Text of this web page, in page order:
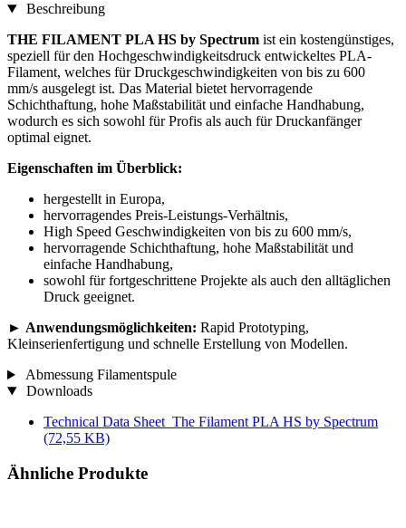
Beschreibung
THE FILAMENT PLA HS by Spectrum ist ein kostengünstiges,
speziell für den Hochgeschwindigkeitsdruck entwickeltes PLA-
Filament, welches für Druckgeschwindigkeiten von bis zu 600
mm/s ausgelegt ist. Das Material bietet hervorragende
Schichthaftung, hohe Maßstabilität und einfache Handhabung,
wodurch es sich sowohl für Profis als auch für Druckanfänger
optimal eignet.
Eigenschaften im Überblick:
hergestellt in Europa,
hervorragendes Preis-Leistungs-Verhältnis,
High Speed Geschwindigkeiten von bis zu 600 mm/s,
hervorragende Schichthaftung, hohe Maßstabilität und
einfache Handhabung,
sowohl für fortgeschrittene Projekte als auch den alltäglichen
Druck geeignet.
► Anwendungsmöglichkeiten: Rapid Prototyping,
Kleinserienfertigung und schnelle Erstellung von Modellen.
Abmessung Filamentspule
Downloads
Technical Data Sheet_The Filament PLA HS by Spectrum
(72,55 KB)
Ähnliche Produkte